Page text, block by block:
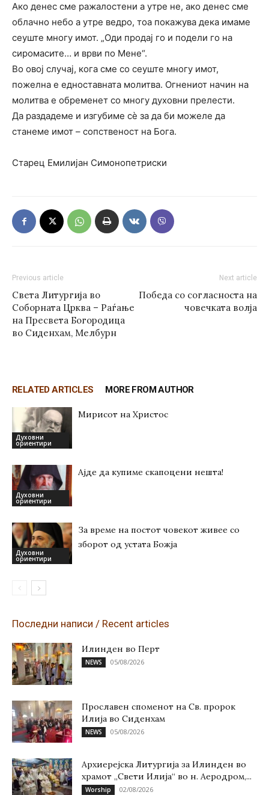
Ако денес сме ражалостени а утре не, ако денес сме
облачно небо а утре ведро, тоа покажува дека имаме
сеуште многу имот. „Оди продај го и подели го на
сиромасите… и врви по Мене“.
Во овој случај, кога сме со сеуште многу имот,
пожелна е едноставната молитва. Огнениот начин на
молитва е обременет со многу духовни прелести.
Да раздадеме и изгубиме сѐ за да би можеле да
станеме имот – сопственост на Бога.
Старец Емилијан Симонопетриски
Previous article
Света Литургија во
Соборната Црква – Раѓање
на Пресвета Богородица
во Сиденхам, Мелбурн
Next article
Победа со согласноста на
човечката волја
RELATED ARTICLES MORE FROM AUTHOR
Духовни
ориентири
Мирисот на Христос
Духовни
ориентири
Ајде да купиме скапоцени нешта!
Духовни
ориентири
За време на постот човекот живее со
зборот од устата Божја
Последни написи / Recent articles
Илинден во Перт
NEWS 05/08/2026
Прославен споменот на Св. пророк
Илија во Сиденхам
NEWS 05/08/2026
Архиерејска Литургија за Илинден во
храмот „Свети Илија“ во н. Аеродром,...
Worship 02/08/2026